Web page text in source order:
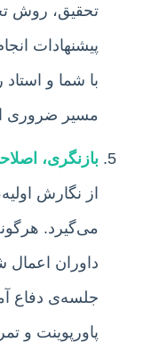
تحقیق، روش
پیشنهادات
با شما و
مسیر ضروری
بازنگری،
از نگارش
می‌گیرد.
داوران اعمال
جلسه‌ی دفاع
پاورپوینت و